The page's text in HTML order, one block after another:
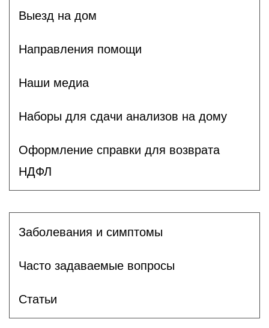
Выезд на дом
Направления помощи
Наши медиа
Наборы для сдачи анализов на дому
Оформление справки для возврата
НДФЛ
Заболевания и симптомы
Часто задаваемые вопросы
Статьи